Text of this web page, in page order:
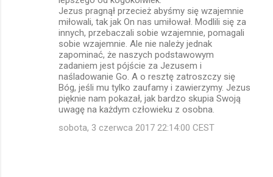
Jezus pragnął przecież abyśmy się wzajemnie
miłowali, tak jak On nas umiłował. Modlili się za
innych, przebaczali sobie wzajemnie, pomagali
sobie wzajemnie. Ale nie należy jednak
zapominać, że naszych podstawowym
zadaniem jest pójście za Jezusem i
naśladowanie Go. A o resztę zatroszczy się
Bóg, jeśli mu tylko zaufamy i zawierzymy. Jezus
pięknie nam pokazał, jak bardzo skupia Swoją
uwagę na każdym człowieku z osobna.
sobota, 3 czerwca 2017 22:14:00 CEST